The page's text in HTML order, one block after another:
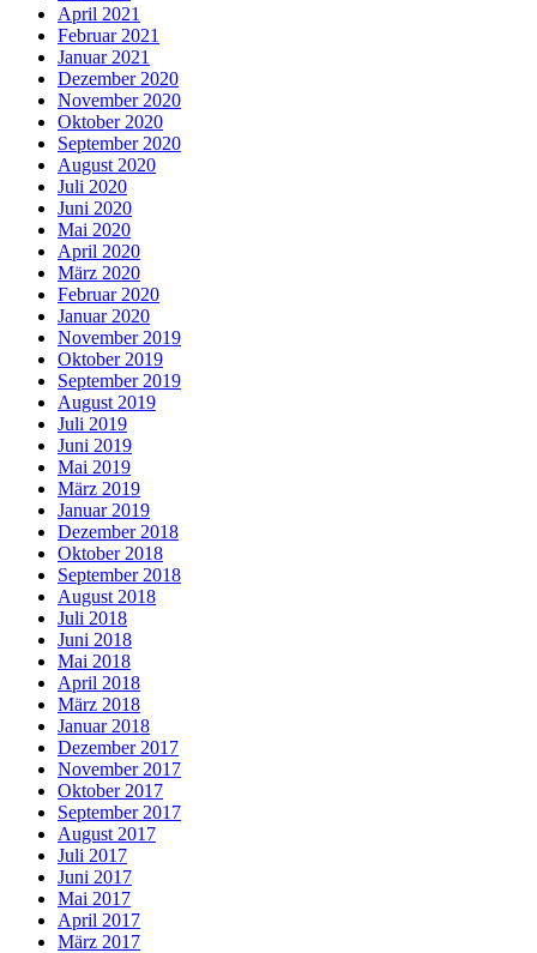
April 2021
Februar 2021
Januar 2021
Dezember 2020
November 2020
Oktober 2020
September 2020
August 2020
Juli 2020
Juni 2020
Mai 2020
April 2020
März 2020
Februar 2020
Januar 2020
November 2019
Oktober 2019
September 2019
August 2019
Juli 2019
Juni 2019
Mai 2019
März 2019
Januar 2019
Dezember 2018
Oktober 2018
September 2018
August 2018
Juli 2018
Juni 2018
Mai 2018
April 2018
März 2018
Januar 2018
Dezember 2017
November 2017
Oktober 2017
September 2017
August 2017
Juli 2017
Juni 2017
Mai 2017
April 2017
März 2017